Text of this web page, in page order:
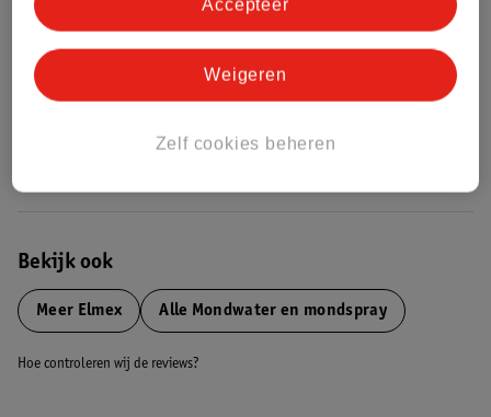
Nature Impact Score
Dit product heeft (nog) geen Nature
Impact Score.
Bekijk ook
Meer Elmex Alle Mondwater en mondspray
Hoe controleren wij de reviews?
Zelf cookies beheren
Weigeren
Accepteer